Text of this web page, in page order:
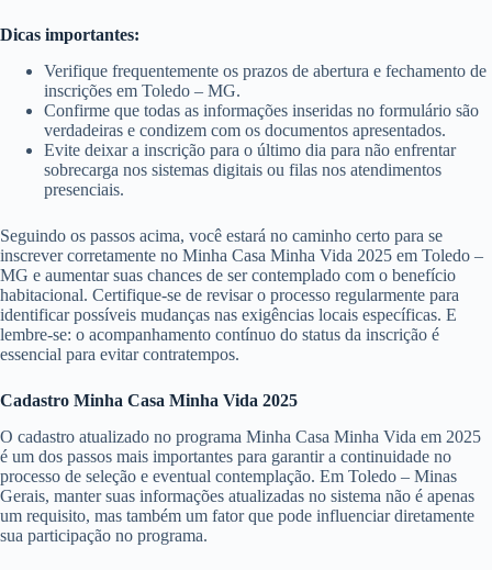
Dicas importantes:
Verifique frequentemente os prazos de abertura e fechamento de
inscrições em Toledo – MG.
Confirme que todas as informações inseridas no formulário são
verdadeiras e condizem com os documentos apresentados.
Evite deixar a inscrição para o último dia para não enfrentar
sobrecarga nos sistemas digitais ou filas nos atendimentos
presenciais.
Seguindo os passos acima, você estará no caminho certo para se
inscrever corretamente no Minha Casa Minha Vida 2025 em Toledo –
MG e aumentar suas chances de ser contemplado com o benefício
habitacional. Certifique-se de revisar o processo regularmente para
identificar possíveis mudanças nas exigências locais específicas. E
lembre-se: o acompanhamento contínuo do status da inscrição é
essencial para evitar contratempos.
Cadastro Minha Casa Minha Vida 2025
O cadastro atualizado no programa Minha Casa Minha Vida em 2025
é um dos passos mais importantes para garantir a continuidade no
processo de seleção e eventual contemplação. Em Toledo – Minas
Gerais, manter suas informações atualizadas no sistema não é apenas
um requisito, mas também um fator que pode influenciar diretamente
sua participação no programa.